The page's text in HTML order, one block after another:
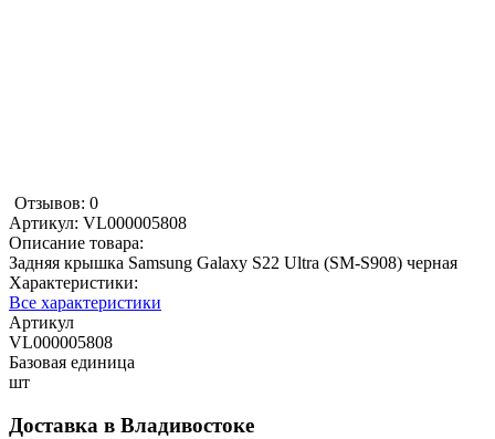
Отзывов: 0
Артикул: VL000005808
Описание товара:
Задняя крышка Samsung Galaxy S22 Ultra (SM-S908) черная
Характеристики:
Все характеристики
Артикул
VL000005808
Базовая единица
шт
Доставка в Владивостоке